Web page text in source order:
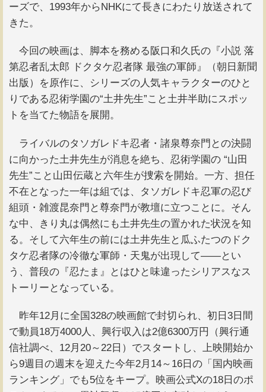
ーズで、1993年からNHKにて長きにわたり放送されて
きた。
今回の映画は、脚本を務める阪口和久氏の『小説 落
第忍者乱太郎 ドクタケ忍者隊 最強の軍師』（朝日新聞
出版）を原作に、シリーズの人気キャラクターのひと
りである忍術学園の“土井先生”こと土井半助にスポッ
トを当てた物語を展開。
ライバルのタソガレドキ忍者・諸泉尊奈門との決闘
に向かった土井先生が消息を絶ち、忍術学園の “山田
先生”こと山田伝蔵と六年生が捜索を開始。一方、担任
不在となった一年は組では、タソガレドキ忍軍の忍び
組頭・雑渡昆奈門と尊奈門が教壇に立つことに。そん
な中、きり丸は偶然にも土井先生の置かれた状況を知
る。そして六年生の前には土井先生と瓜ふたつのドク
タケ忍者隊の冷徹な軍師・天鬼が出現して――とい
う、普段の『忍たま』とはひと味違ったシリアスなス
トーリーとなっている。
昨年12月に全国328の映画館で封切られ、初日3日間
で動員18万4000人、興行収入は2億6300万円（興行通
信社調べ、12月20～22日）でスタートし、上映開始か
ら9週目の週末を迎えた今年2月14～16日の「国内映画
ランキング」でも5位をキープ。映画公式Xの18日のポ